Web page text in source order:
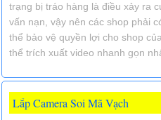
trạng bị tráo hàng là điều xảy ra
vấn nạn, vậy nên các shop phải
thể bảo vệ quyền lợi cho shop
thể trích xuất video nhanh gọn
Lắp Camera Soi Mã Vạch